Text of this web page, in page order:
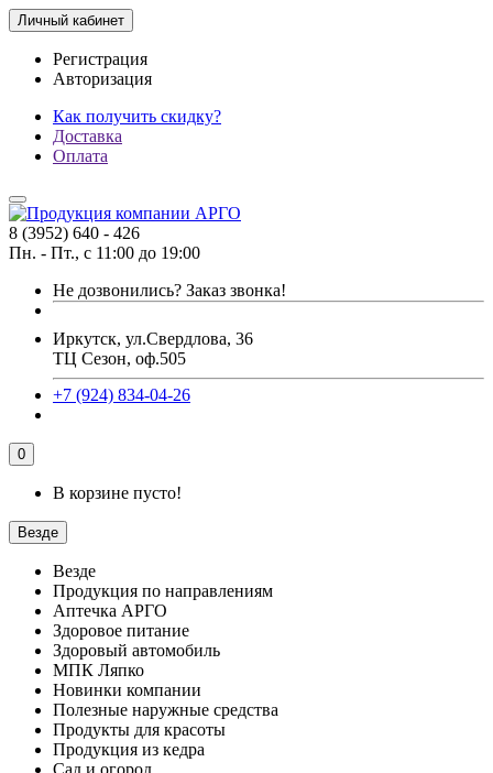
Личный кабинет
Регистрация
Авторизация
Как получить скидку?
Доставка
Оплата
8 (3952) 640 - 426
Пн. - Пт., с 11:00 до 19:00
Не дозвонились? Заказ звонка!
Иркутск, ул.Свердлова, 36
ТЦ Сезон, оф.505
+7 (924) 834-04-26
0
В корзине пусто!
Везде
Везде
Продукция по направлениям
Аптечка АРГО
Здоровое питание
Здоровый автомобиль
МПК Ляпко
Новинки компании
Полезные наружные средства
Продукты для красоты
Продукция из кедра
Сад и огород